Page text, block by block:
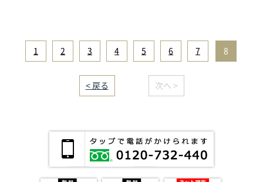
1 2 3 4 5 6 7 8
< 戻る 次へ >